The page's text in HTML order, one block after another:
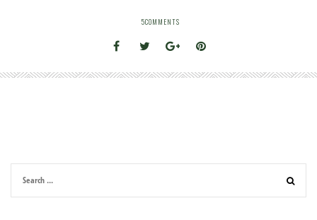
5COMMENTS